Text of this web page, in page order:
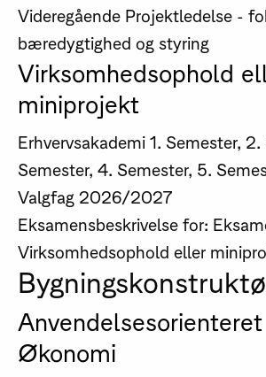
Videregående Projektledelse -
bæredygtighed og styring
Virksomhedsophold
miniprojekt
Erhvervsakademi 1. Semester,
Semester, 4. Semester, 5.
Valgfag 2026/2027
Eksamensbeskrivelse for:
Virksomhedsophold eller
Økonomi